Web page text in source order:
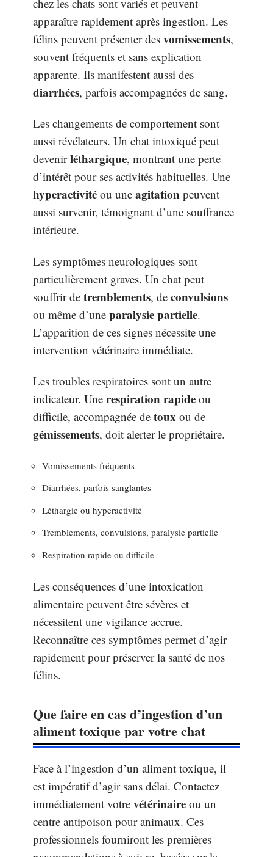
chez les chats sont variés et peuvent
apparaître rapidement après ingestion. Les
félins peuvent présenter des vomissements,
souvent fréquents et sans explication
apparente. Ils manifestent aussi des
diarrhées, parfois accompagnées de sang.
Les changements de comportement sont
aussi révélateurs. Un chat intoxiqué peut
devenirléthargique, montrant une perte
d’intérêt pour ses activités habituelles. Une
hyperactivité ou une agitation peuvent
aussi survenir, témoignant d’une souffrance
intérieure.
Les symptômes neurologiques sont
particulièrement graves. Un chat peut
souffrir de tremblements, de convulsions
ou même d’une paralysie partielle.
L’apparition de ces signes nécessite une
intervention vétérinaire immédiate.
Les troubles respiratoires sont un autre
indicateur. Une respiration rapide ou
difficile, accompagnée de toux ou de
gémissements, doit alerter le propriétaire.
Vomissements fréquents
Diarrhées, parfois sanglantes
Léthargie ou hyperactivité
Tremblements, convulsions, paralysie partielle
Respiration rapide ou difficile
Les conséquences d’une intoxication
alimentaire peuvent être sévères et
nécessitent une vigilance accrue.
Reconnaître ces symptômes permet d’agir
rapidement pour préserver la santé de nos
félins.
Que faire en cas d’ingestion d’un
aliment toxique par votre chat
Face à l’ingestion d’un aliment toxique, il
est impératif d’agir sans délai. Contactez
immédiatement votre vétérinaire ou un
centre antipoison pour animaux. Ces
professionnels fourniront les premières